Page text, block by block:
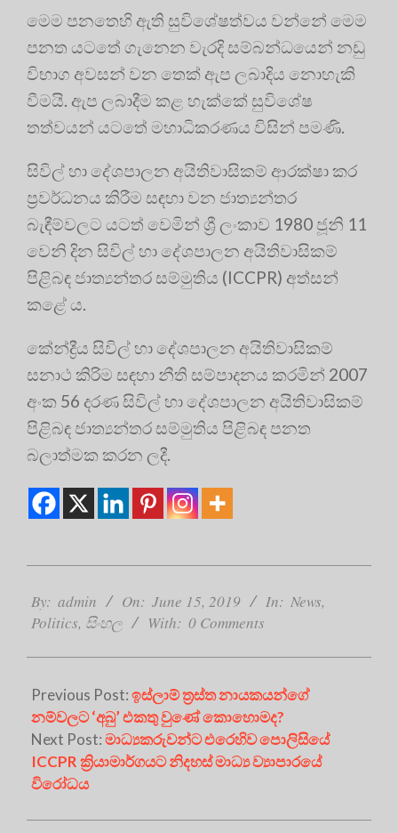
මෙම පනතෙහි ඇති සුවිශේෂත්වය වන්නේ මෙම
පනත යටතේ ගැනෙන වැරදි සම්බන්ධයෙන් නඩු
විභාග අවසන් වන තෙක් ඇප ලබාදිය නොහැකි
වීමයි. ඇප ලබාදීම කළ හැක්කේ සුවිශේෂ
තත්වයන් යටතේ මහාධිකරණය විසින් පමණි.
සිවිල් හා දේශපාලන අයිතිවාසිකම් ආරක්ෂා කර
ප‍්‍ර‍වර්ධනය කිරීම සඳහා වන ජාත්‍යන්තර
බැඳීම්වලට යටත් වෙමින් ශ්‍රී ලංකාව 1980 ජූනි 11
වෙනි දින සිවිල් හා දේශපාලන අයිතිවාසිකම්
පිළිබඳ ජාත්‍යන්තර සම්මුතිය (ICCPR) අත්සන්
කළේ ය.
කේන්ද්‍රීය සිවිල් හා දේශපාලන අයිතිවාසිකම්
සනාථ කිරිම සඳහා නීති සම්පාදනය කරමින් 2007
අංක 56 දරණ සිවිල් හා දේශපාලන අයිතිවාසිකම්
පිළිබඳ ජාත්‍යන්තර සම්මුතිය පිළිබඳ පනත
බලාත්මක කරන ලදී.
06-
15
By: admin On: June 15, 2019 In: News,
Politics, සිංහල With: 0 Comments
Previous Post:ඉස්ලාම් ත්‍රස්ත නායකයන්ගේ
නම්වලට ‘අබු’ එකතු වුණේ කොහොමද?
Next Post:මාධ්‍යකරුවන්ට එරෙහිව පොලිසියේ
ICCPR ක්‍රියාමාර්ගයට නිදහස් මාධ්‍ය ව්‍යාපාරයේ
විරෝධය